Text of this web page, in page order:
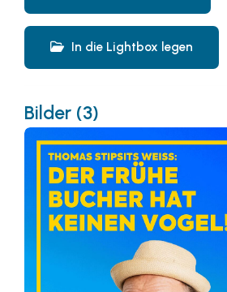
In die Lightbox legen
Bilder (3)